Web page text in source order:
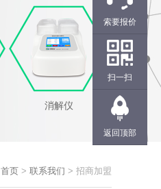
消解仪
首页 > 联系我们 > 招商加盟
索要报价
扫一扫
返回顶部